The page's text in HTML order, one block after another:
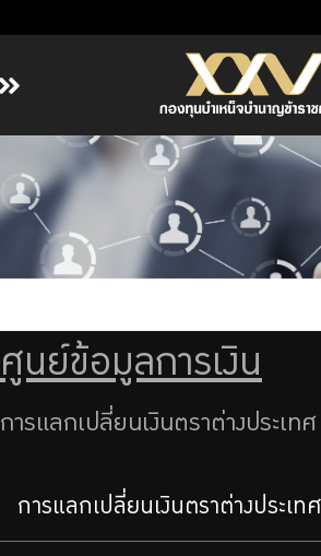
เกี่ยวกับ กบข.
บริการสมาชิก
ลงทุน
รายงานผลการดำเนินงาน
จัดซื้อจัดจ้าง
ร่วมงานกับเรา
ติดต่อเรา
ศูนย์ข้อมูลการเงิน
การแลกเปลี่ยนเงินตราต่างประเทศ
การแลกเปลี่ยนเงินตราต่างประเทศ